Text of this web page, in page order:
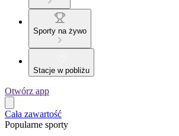
Sporty na żywo
Stacje w pobliżu
Otwórz app
Cała zawartość
Popularne sporty